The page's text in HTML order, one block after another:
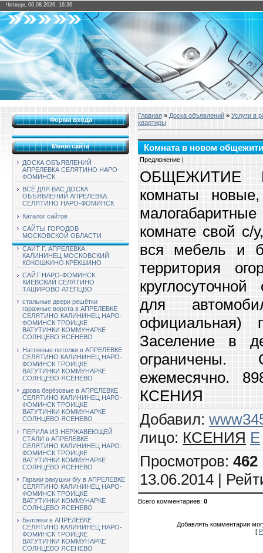
Четверг, 06.08.2026, 16:36
Форма входа
Меню сайта
ДОСКА ОБЪЯВЛЕНИЙ
АПРЕЛЕВКА СЕЛЯТИНО НАРО-
ФОМИНСК
ВСЁ ДЛЯ ВАС ДОСКА
ОБЪЯВЛЕНИЙ АПРЕЛЕВКА
СЕЛЯТИНО НАРО-ФОМИНСК
Каталог сайтов
САЙТЫ ГОРОДОВ
МОСКОВСКОЙ ОБЛАСТИ
САЙТ Г. АПРЕЛЕВКА
КАЛИНИНЕЦ МОСКОВСКИЙ
КОКОШКИНО КРЁКШИНО
САЙТ НАРО-ФОМИНСК
КИЕВСКИЙ СЕЛЯТИНО
ТАШИРОВО АТЕПЦВО
стальные двери решётки
гаражные ворота в АПРЕЛЕВКЕ
СЕЛЯТИНО КАЛИНИНЕЦ НАРО-
ФОМИНСК ТРОИЦКЕ
ВАТУТИНКИ КОММУНАРКЕ
СОЛНЦЕВО ЯСЕНЕВО
Натяжные потолки в АПРЕЛЕВКЕ
СЕЛЯТИНО КАЛИНИНЕЦ НАРО-
ФОМИНСК ТРОИЦКЕ
ВАТУТИНКИ КОММУНАРКЕ
СОЛНЦЕВО ЯСЕНЕВО
дрова берёзовые в АПРЕЛЕВКЕ
СЕЛЯТИНО КАЛИНИНЕЦ НАРО-
ФОМИНСК ТРОИЦКЕ
ВАТУТИНКИ КОММУНАРКЕ
СОЛНЦЕВО ЯСЕНЕВО
ПЕРИЛА ИЗ НЕРЖАВЕЮЩЕЙ
СТАЛИ в АПРЕЛЕВКЕ
СЕЛЯТИНО КАЛИНИНЕЦ НАРО-
ФОМИНСК ТРОИЦКЕ
ВАТУТИНКИ КОММУНАРКЕ
СОЛНЦЕВО ЯСЕНЕВО
Гаражи ракушки б/у в АПРЕЛЕВКЕ
СЕЛЯТИНО КАЛИНИНЕЦ НАРО-
ФОМИНСК ТРОИЦКЕ
ВАТУТИНКИ КОММУНАРКЕ
СОЛНЦЕВО ЯСЕНЕВО
Бытовки в АПРЕЛЕВКЕ
СЕЛЯТИНО КАЛИНИНЕЦ НАРО-
ФОМИНСК ТРОИЦКЕ
ВАТУТИНКИ КОММУНАРКЕ
СОЛНЦЕВО ЯСЕНЕВО
Главная » Доска объявлений » Услуги в
квартиры
Комната в новом
Предложение |
ОБЩЕЖИТИЕ
комнаты
комнате свой с/
вся мебель и
территория
для
официальная)
Заселение в
ежемесячно.
КСЕНИЯ
Добавил:
лицо: КСЕНИЯ E
Просмотров: 462
13.06.2014 |
Всего комментариев: 0
Добавлять комментарии
[